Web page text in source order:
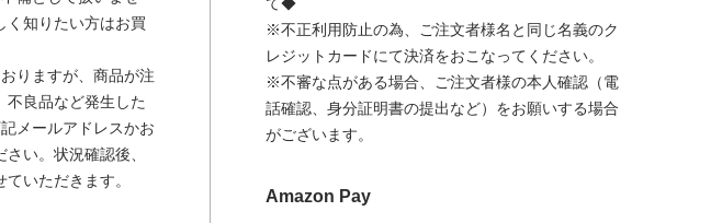
く知りたい方はお買
りますが、商品が注
不良品など発生した
メールアドレスかお
い。状況確認後、
いただきます。
※不正利用防止の為、ご注文者様名と同じ名義のク
レジットカードにて決済をおこなってください。
※不審な点がある場合、ご注文者様の本人確認（電
話確認、身分証明書の提出など）をお願いする場合
がございます。
Amazon Pay